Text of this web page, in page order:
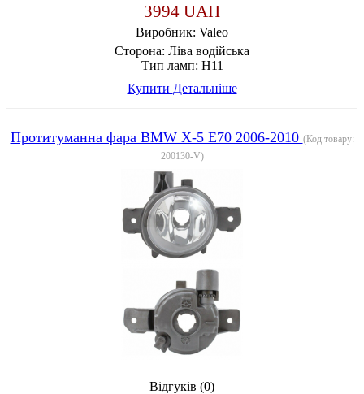
3994 UAH
Виробник: Valeo
Сторона: Ліва водійська
Тип ламп: H11
Купити Детальніше
Протитуманна фара BMW X-5 E70 2006-2010 (Код товару:
200130-V)
Відгуків (0)